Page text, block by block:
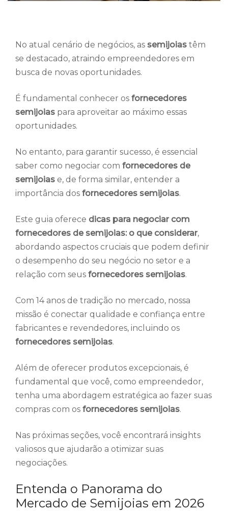
No atual cenário de negócios, as semijoias têm
se destacado, atraindo empreendedores em
busca de novas oportunidades.
É fundamental conhecer os fornecedores
semijoias para aproveitar ao máximo essas
oportunidades.
No entanto, para garantir sucesso, é essencial
saber como negociar com fornecedores de
semijoias e, de forma similar, entender a
importância dos fornecedores semijoias.
Este guia oferece dicas para negociar com
fornecedores de semijoias: o que considerar,
abordando aspectos cruciais que podem definir
o desempenho do seu negócio no setor e a
relação com seus fornecedores semijoias.
Com 14 anos de tradição no mercado, nossa
missão é conectar qualidade e confiança entre
fabricantes e revendedores, incluindo os
fornecedores semijoias.
Além de oferecer produtos excepcionais, é
fundamental que você, como empreendedor,
tenha uma abordagem estratégica ao fazer suas
compras com os fornecedores semijoias.
Nas próximas seções, você encontrará insights
valiosos que ajudarão a otimizar suas
negociações.
Entenda o Panorama do
Mercado de Semijoias em 2026